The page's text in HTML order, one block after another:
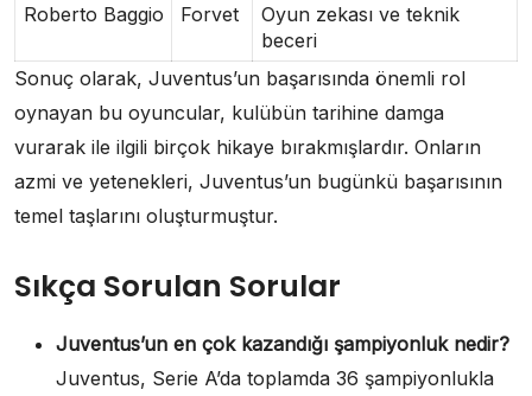
Roberto Baggio
Forvet
Oyun zekası ve teknik
beceri
Sonuç olarak, Juventus’un başarısında önemli rol
oynayan bu oyuncular, kulübün tarihine damga
vurarak ile ilgili birçok hikaye bırakmışlardır. Onların
azmi ve yetenekleri, Juventus’un bugünkü başarısının
temel taşlarını oluşturmuştur.
Sıkça Sorulan Sorular
Juventus’un en çok kazandığı şampiyonluk nedir?
Juventus, Serie A’da toplamda 36 şampiyonlukla